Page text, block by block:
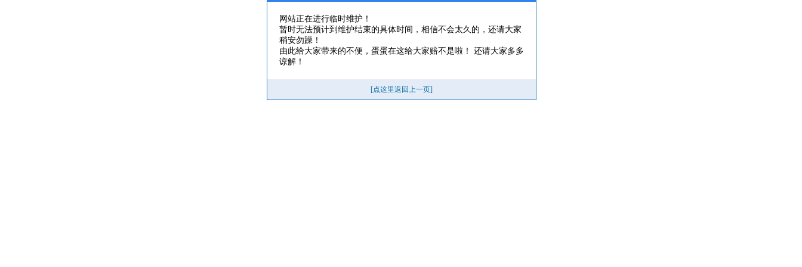
网站正在进行临时维护！
暂时无法预计到维护结束的具体时间，相信不会太久的，还请大家
稍安勿躁！
由此给大家带来的不便，蛋蛋在这给大家赔不是啦！ 还请大家多多
谅解！
[点这里返回上一页]